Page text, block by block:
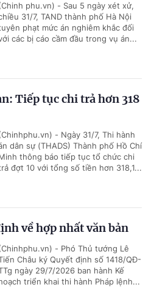
phu.vn) - Sau 5 ngày xét xử,
31/7, TAND thành phố Hà Nội
phạt mức án nghiêm khắc đối
các bị cáo cầm đầu trong vụ án...
Tiếp tục chi trả hơn 318
- Ngày 31/7, Thi hành
dân sự (THADS) Thành phố Hồ Chí
thông báo tiếp tục tổ chức chi
đợt 10 với tổng số tiền hơn 318,1...
về hợp nhất văn bản
- Phó Thủ tướng Lê
Châu ký Quyết định số 1418/QĐ-
ngày 29/7/2026 ban hành Kế
triển khai thi hành Pháp lệnh...